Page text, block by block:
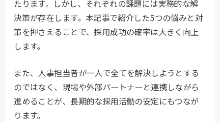
たります。しかし、それぞれの課題には実務的な解
決策が存在します。本記事で紹介した5つの悩みと対
策を押さえることで、採用成功の確率は大きく向上
します。
また、人事担当者が一人で全てを解決しようとする
のではなく、現場や外部パートナーと連携しながら
進めることが、長期的な採用活動の安定にもつなが
ります。